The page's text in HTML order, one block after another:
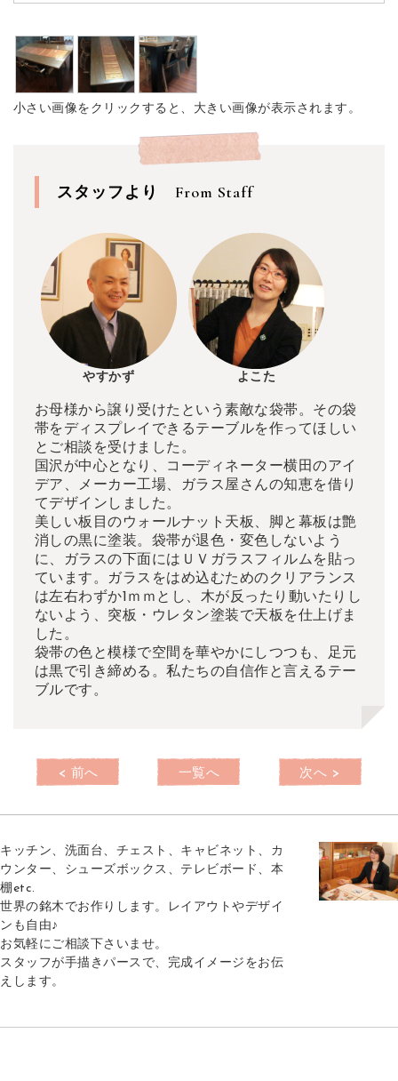
小さい画像をクリックすると、大きい画像が表示されます。
スタッフより From Staff
やすかず よこた
お母様から譲り受けたという素敵な袋帯。その袋
帯をディスプレイできるテーブルを作ってほしい
とご相談を受けました。
国沢が中心となり、コーディネーター横田のアイ
デア、メーカー工場、ガラス屋さんの知恵を借り
てデザインしました。
美しい板目のウォールナット天板、脚と幕板は艶
消しの黒に塗装。袋帯が退色・変色しないよう
に、ガラスの下面にはＵＶガラスフィルムを貼っ
ています。ガラスをはめ込むためのクリアランス
は左右わずか1ｍｍとし、木が反ったり動いたりし
ないよう、突板・ウレタン塗装で天板を仕上げま
した。
袋帯の色と模様で空間を華やかにしつつも、足元
は黒で引き締める。私たちの自信作と言えるテー
ブルです。
< 前へ 一覧へ 次へ >
キッチン、洗面台、チェスト、キャビネット、カ
ウンター、シューズボックス、テレビボード、本
棚etc.
世界の銘木でお作りします。レイアウトやデザイ
ンも自由♪
お気軽にご相談下さいませ。
スタッフが手描きパースで、完成イメージをお伝
えします。